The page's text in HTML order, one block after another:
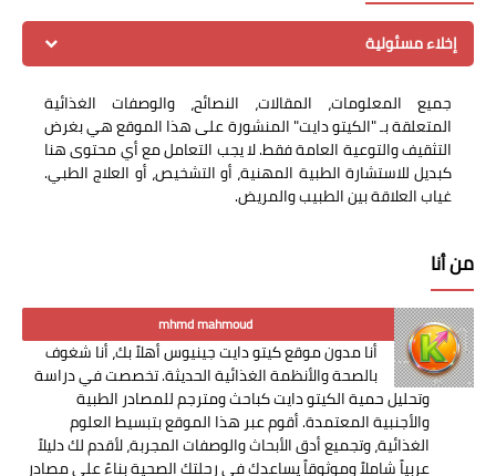
إخلاء مسئولية
جميع المعلومات، المقالات، النصائح، والوصفات الغذائية
المتعلقة بـ "الكيتو دايت" المنشورة على هذا الموقع هي بغرض
التثقيف والتوعية العامة فقط. لا يجب التعامل مع أي محتوى هنا
كبديل للاستشارة الطبية المهنية، أو التشخيص، أو العلاج الطبي.
غياب العلاقة بين الطبيب والمريض.
من أنا
mhmd mahmoud
أنا مدون موقع كيتو دايت جينيوس أهلاً بك، أنا شغوف
بالصحة والأنظمة الغذائية الحديثة. تخصصت في دراسة
وتحليل حمية الكيتو دايت كباحث ومترجم للمصادر الطبية
والأجنبية المعتمدة. أقوم عبر هذا الموقع بتبسيط العلوم
الغذائية، وتجميع أدق الأبحاث والوصفات المجربة، لأقدم لك دليلاً
عربياً شاملاً وموثوقاً يساعدك في رحلتك الصحية بناءً على مصادر